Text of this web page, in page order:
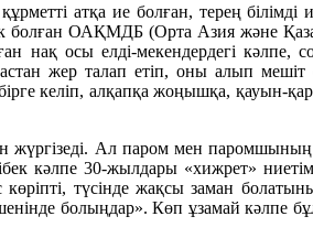
атқа ие болған, терең білімді
болған ОАҚМДБ (Орта Азия және
нақ осы елді-мекендердегі кәлпе,
жер талап етіп, оны алып
келіп, алқапқа жоңышқа, қауын-
жүргізеді. Ал паром мен
кәлпе 30-жылдары «хижрет»
түсінде жақсы заман
болыңдар». Көп ұзамай кәлпе